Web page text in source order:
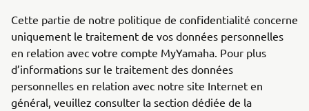
Cette partie de notre politique de confidentialité concerne
uniquement le traitement de vos données personnelles
en relation avec votre compte MyYamaha. Pour plus
d’informations sur le traitement des données
personnelles en relation avec notre site Internet en
général, veuillez consulter la section dédiée de la